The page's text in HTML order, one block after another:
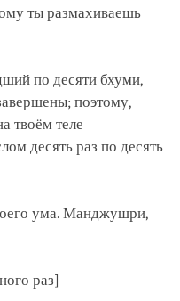
ты размахиваешь
по десяти бхуми,
поэтому,
твоём теле
десять раз по десять
ума. Манджушри,
раз]